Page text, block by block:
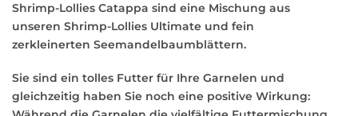
Shrimp-Lollies Catappa sind eine Mischung aus
unseren Shrimp-Lollies Ultimate und fein
zerkleinerten Seemandelbaumblättern.
Sie sind ein tolles Futter für Ihre Garnelen und
gleichzeitig haben Sie noch eine positive Wirkung: